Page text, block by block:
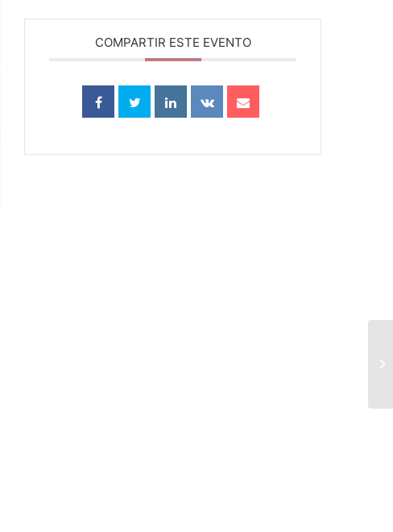
COMPARTIR ESTE EVENTO